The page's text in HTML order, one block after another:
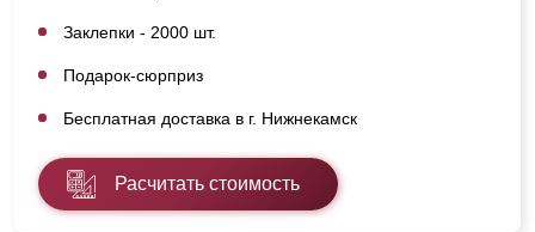
Заклепки - 2000 шт.
Подарок-сюрприз
Бесплатная доставка в г. Нижнекамск
Расчитать стоимость